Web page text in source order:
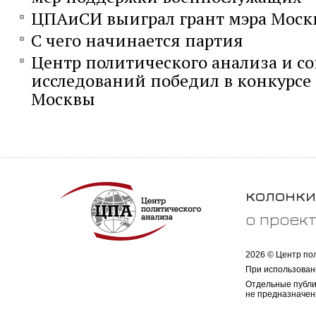
ЦПАиСИ выиграл грант мэра
С чего начинается партия
Центр политического анализа и
исследований победил в конкурсе
Москвы
колонки
о
2026 © Центр
При
Отдельные
не